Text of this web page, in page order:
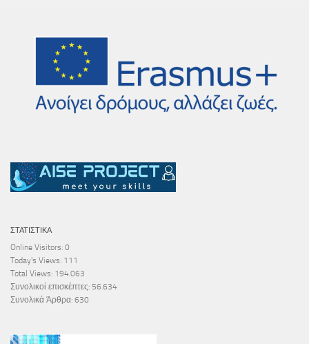
ΣΤΑΤΙΣΤΙΚΆ
Online Visitors: 0
Today's Views: 111
Total Views: 194.063
Συνολικοί επισκέπτες: 56.634
Συνολικά Άρθρα: 630